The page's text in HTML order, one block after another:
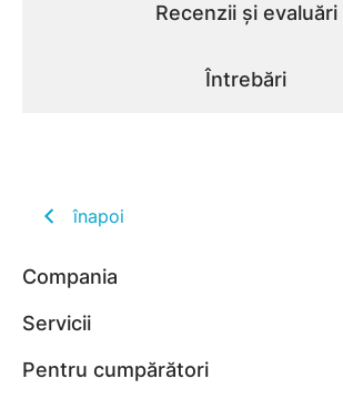
Recenzii și evaluări
Întrebări
înapoi
Compania
Servicii
Pentru cumpărători